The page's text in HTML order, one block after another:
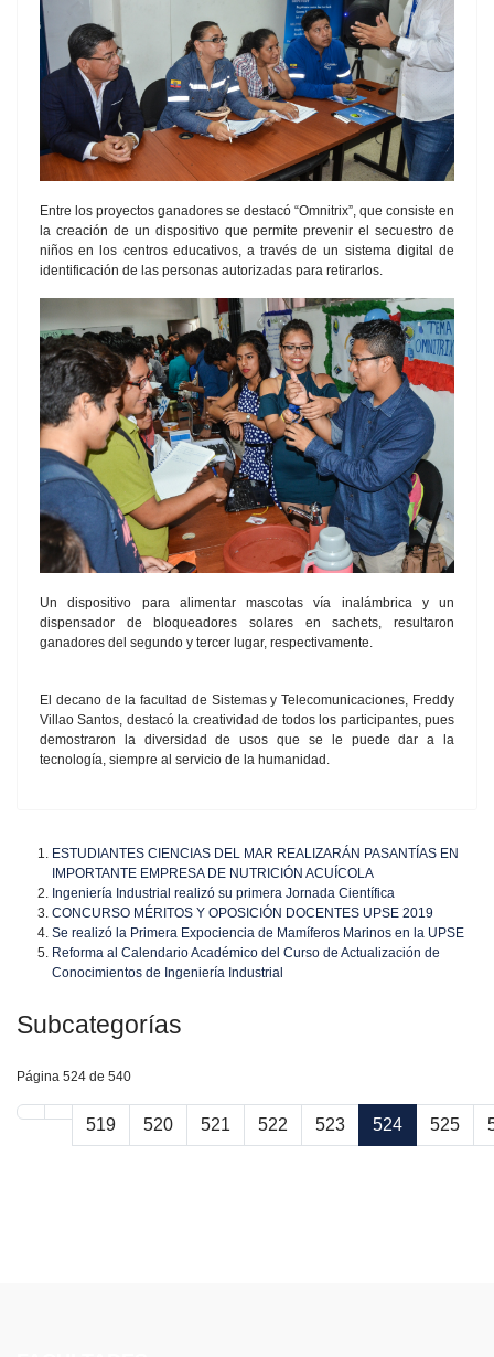
Entre los proyectos ganadores se destacó “Omnitrix”, que consiste en
la creación de un dispositivo que permite prevenir el secuestro de
niños en los centros educativos, a través de un sistema digital de
identificación de las personas autorizadas para retirarlos.
Un dispositivo para alimentar mascotas vía inalámbrica y un
dispensador de bloqueadores solares en sachets, resultaron
ganadores del segundo y tercer lugar, respectivamente.
El decano de la facultad de Sistemas y Telecomunicaciones, Freddy
Villao Santos, destacó la creatividad de todos los participantes, pues
demostraron la diversidad de usos que se le puede dar a la
tecnología, siempre al servicio de la humanidad.
ESTUDIANTES CIENCIAS DEL MAR REALIZARÁN PASANTÍAS EN
IMPORTANTE EMPRESA DE NUTRICIÓN ACUÍCOLA
Ingeniería Industrial realizó su primera Jornada Científica
CONCURSO MÉRITOS Y OPOSICIÓN DOCENTES UPSE 2019
Se realizó la Primera Expociencia de Mamíferos Marinos en la UPSE
Reforma al Calendario Académico del Curso de Actualización de
Conocimientos de Ingeniería Industrial
Subcategorías
Página 524 de 540
519 520 521 522 523 524 525